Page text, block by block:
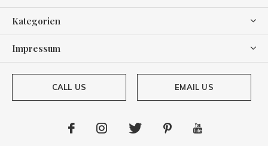
Kategorien
Impressum
CALL US EMAIL US